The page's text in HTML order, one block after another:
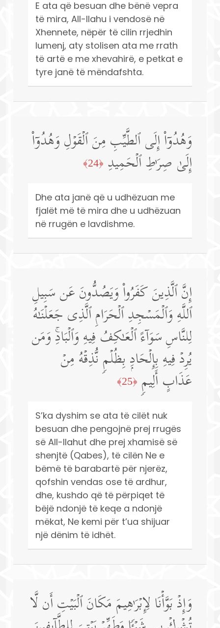
E ata që besuan dhe bënë vepra
të mira, All-llahu i vendosë në
Xhennete, nëpër të cilin rrjedhin
lumenj, aty stolisen ata me rrath
të artë e me xhevahirë, e petkat e
tyre janë të mëndafshta.
وَهُدُوۤا۟ إِلَى ٱلطَّیِّبِ مِنَ ٱلۡقَوۡلِ وَهُدُوۤا۟
إِلَىٰ صِرَ ٰ⁠طِ ٱلۡحَمِیدِ ﴿24﴾
Dhe ata janë që u udhëzuan me
fjalët më të mira dhe u udhëzuan
në rrugën e lavdishme.
إِنَّ ٱلَّذِینَ كَفَرُوا۟ وَیَصُدُّونَ عَن سَبِیلِ
ٱللَّهِ وَٱلۡمَسۡجِدِ ٱلۡحَرَامِ ٱلَّذِی جَعَلۡنَـٰهُ
لِلنَّاسِ سَوَاۤءً ٱلۡعَـٰكِفُ فِیهِ وَٱلۡبَادِۚ وَمَن
یُرِدۡ فِیهِ بِإِلۡحَادِۭ بِظُلۡمࣲ نُّذِقۡهُ مِنۡ
عَذَابٍ أَلِیمࣲ ﴿25﴾
S’ka dyshim se ata të cilët nuk
besuan dhe pengojnë prej rrugës
së All-llahut dhe prej xhamisë së
shenjtë (Qabes), të cilën Ne e
bëmë të barabartë për njerëz,
qofshin vendas ose të ardhur,
dhe, kushdo që të përpiqet të
bëjë ndonjë të keqe a ndonjë
mëkat, Ne kemi për t’ua shijuar
një dënim të idhët.
وَإِذۡ بَوَّأۡنَا لِإِبۡرَ ٰ⁠هِیمَ مَكَانَ ٱلۡبَیۡتِ أَن لَّا